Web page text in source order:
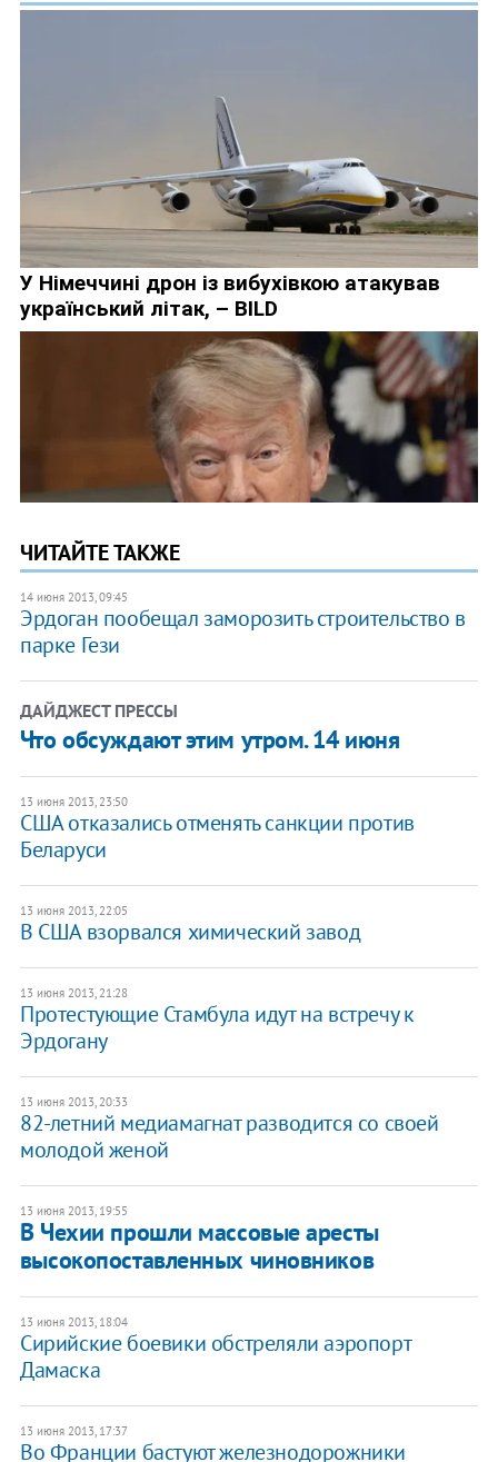
ЧИТАЙТЕ ТАКЖЕ
14 июня 2013, 09:45
Эрдоган пообещал заморозить строительство в
парке Гези
ДАЙДЖЕСТ ПРЕССЫ
Что обсуждают этим утром. 14 июня
13 июня 2013, 23:50
США отказались отменять санкции против
Беларуси
13 июня 2013, 22:05
В США взорвался химический завод
13 июня 2013, 21:28
Протестующие Стамбула идут на встречу к
Эрдогану
13 июня 2013, 20:33
82-летний медиамагнат разводится со своей
молодой женой
13 июня 2013, 19:55
В Чехии прошли массовые аресты
высокопоставленных чиновников
13 июня 2013, 18:04
Сирийские боевики обстреляли аэропорт
Дамаска
13 июня 2013, 17:37
Во Франции бастуют железнодорожники